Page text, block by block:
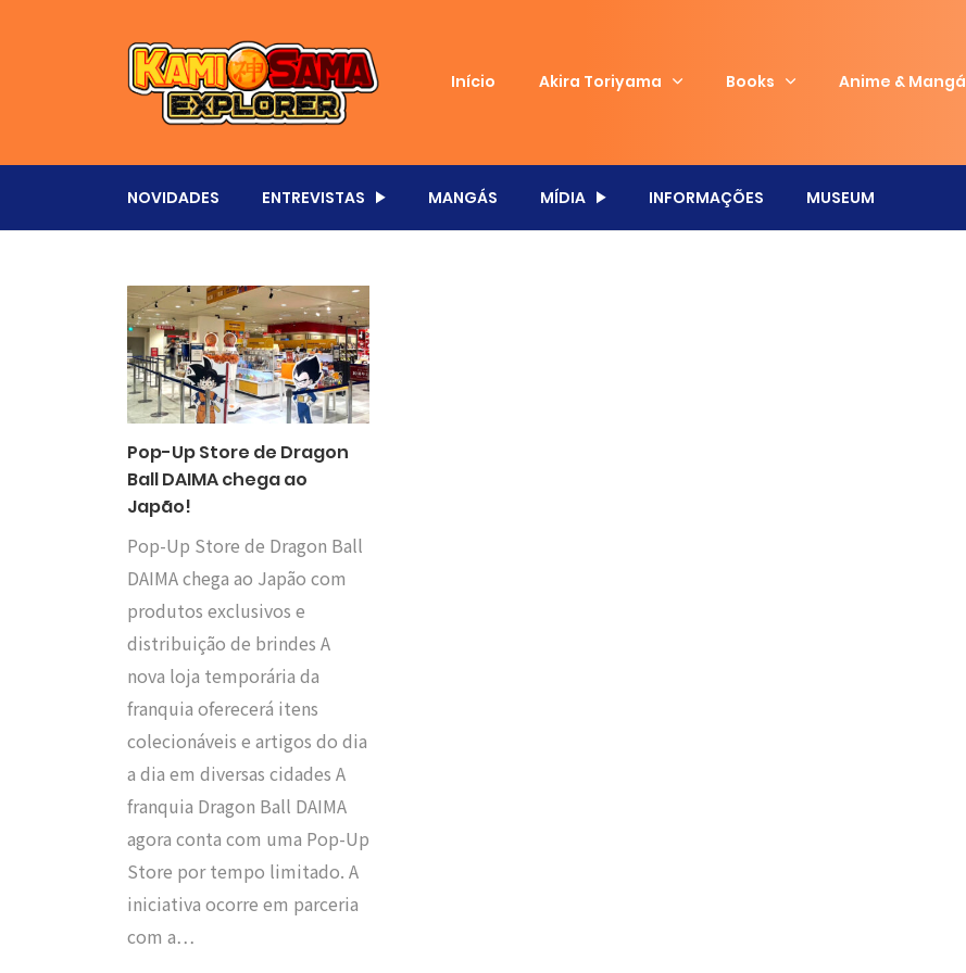
Início Akira Toriyama Books Anime & Mangá
NOVIDADES ENTREVISTAS MANGÁS MÍDIA INFORMAÇÕES MUSEUM
Pop-Up Store de Dragon
Ball DAIMA chega ao
Japão!
Pop-Up Store de Dragon Ball
DAIMA chega ao Japão com
produtos exclusivos e
distribuição de brindes A
nova loja temporária da
franquia oferecerá itens
colecionáveis e artigos do dia
a dia em diversas cidades A
franquia Dragon Ball DAIMA
agora conta com uma Pop-Up
Store por tempo limitado. A
iniciativa ocorre em parceria
com a…